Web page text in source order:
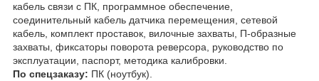
кабель связи с ПК, программное обеспечение,
соединительный кабель датчика перемещения, сетевой
кабель, комплект проставок, вилочные захваты, П-образные
захваты, фиксаторы поворота реверсора, руководство по
эксплуатации, паспорт, методика калибровки.
По спецзаказу: ПК (ноутбук).